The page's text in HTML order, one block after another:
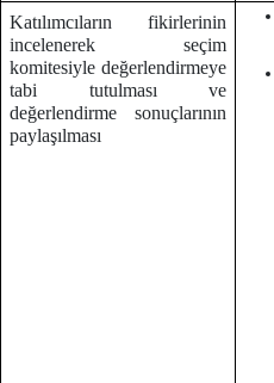
Katılımcıların fikirlerinin
incelenerek seçim
komitesiyle değerlendirmeye
tabi tutulması ve
değerlendirme sonuçlarının
paylaşılması